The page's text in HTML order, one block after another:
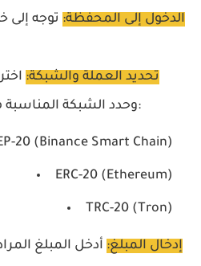
الدخول إلى المحفظة: توجه إلى
تحديد العملة والشبكة:
إيداعها (مثل USDT) وحدد الشبكة المناسبة مثل:
20 (Binance Smart Chain)
ERC-20 (Ethereum)
TRC-20 (Tron)
إدخال المبلغ: أدخل المبلغ